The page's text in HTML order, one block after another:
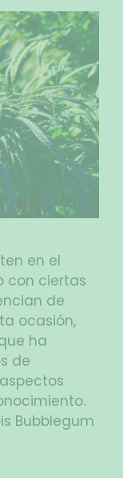
en el
con ciertas
de
ocasión,
ha
de
Bubblegum